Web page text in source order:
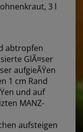
3 l
abtropfen
GlÃ¤ser
aufgieÃŸen
1 cm Rand
und auf
MANZ-
aufsteigen